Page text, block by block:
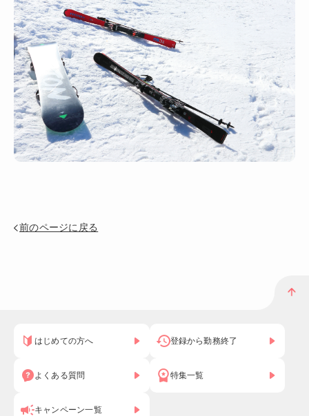
前のページに戻る
はじめての方へ 登録から勤務終了
よくある質問 特集一覧
キャンペーン一覧